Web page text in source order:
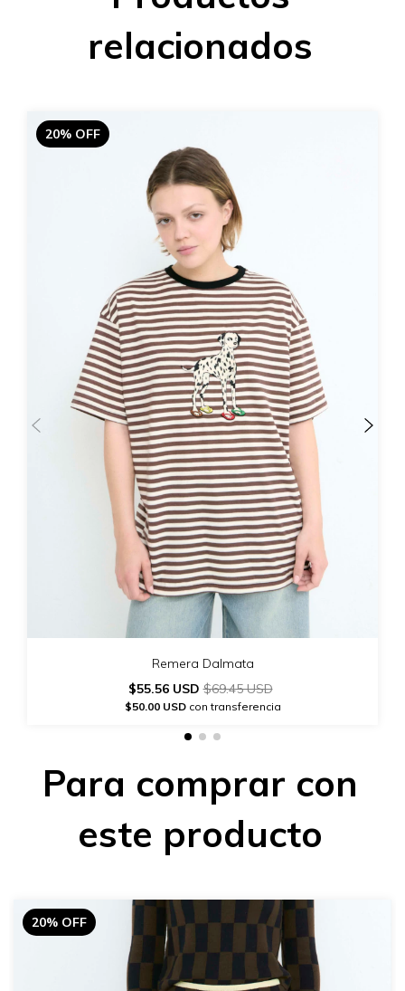
relacionados
20% OFF
Remera Dalmata
$55.56 USD$69.45 USD
$50.00 USDcon transferencia
Para comprar con
este producto
20% OFF